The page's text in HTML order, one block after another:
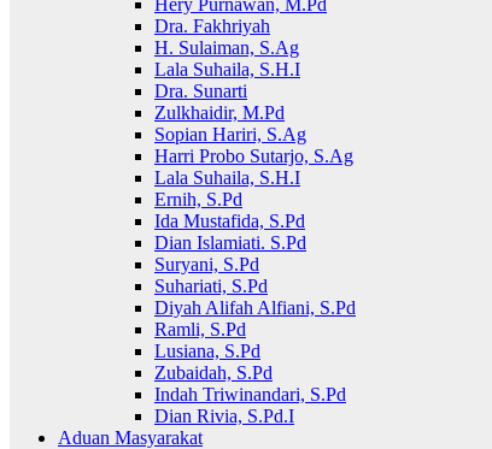
Hery Purnawan, M.Pd
Dra. Fakhriyah
H. Sulaiman, S.Ag
Lala Suhaila, S.H.I
Dra. Sunarti
Zulkhaidir, M.Pd
Sopian Hariri, S.Ag
Harri Probo Sutarjo, S.Ag
Lala Suhaila, S.H.I
Ernih, S.Pd
Ida Mustafida, S.Pd
Dian Islamiati. S.Pd
Suryani, S.Pd
Suhariati, S.Pd
Diyah Alifah Alfiani, S.Pd
Ramli, S.Pd
Lusiana, S.Pd
Zubaidah, S.Pd
Indah Triwinandari, S.Pd
Dian Rivia, S.Pd.I
Aduan Masyarakat